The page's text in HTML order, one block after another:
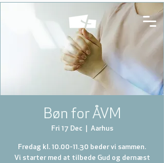
Bøn for ÅVM
Fri 17 Dec Aarhus
Fredag kl. 10.00-11.30 beder vi sammen.
Vi starter med at tilbede Gud og dernæst